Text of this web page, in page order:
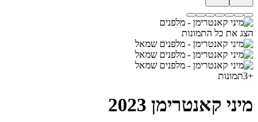
הצג את כל התמונות
+
3תמונות
מיני קאנטרימן 2023